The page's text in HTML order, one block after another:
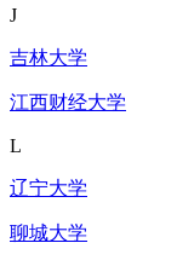
J
吉林大学
江西财经大学
L
辽宁大学
聊城大学